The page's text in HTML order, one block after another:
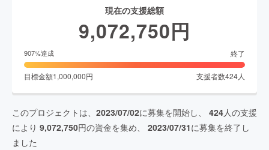
現在の支援総額
9,072,750円
907%達成 終了
目標金額1,000,000円 支援者数424人
このプロジェクトは、 2023/07/02に募集を開始し、 424人の支援
により 9,072,750円の資金を集め、 2023/07/31に募集を終了し
ました